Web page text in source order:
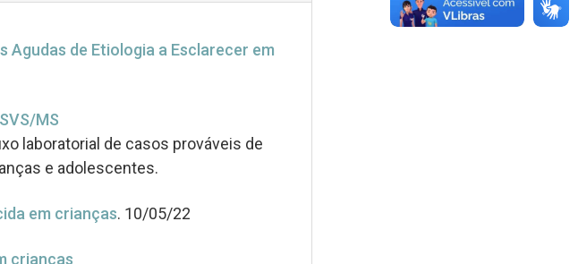
Agudas de Etiologia a Esclarecer em
MS
laboratorial de casos prováveis de
e adolescentes.
em crianças. 10/05/22
crianças